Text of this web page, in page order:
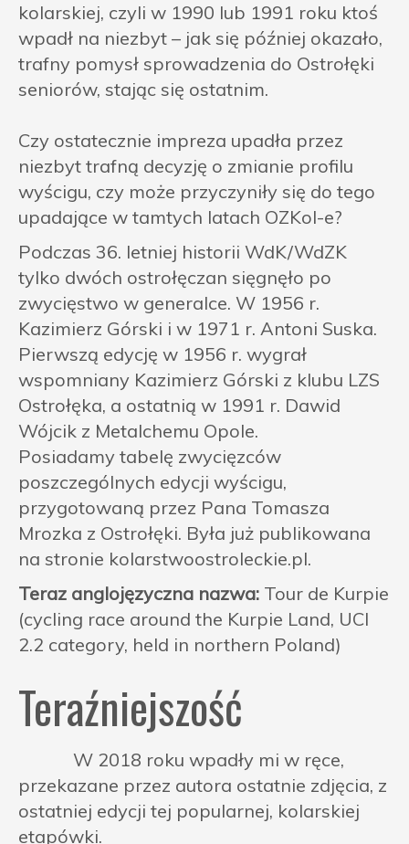
kolarskiej, czyli w 1990 lub 1991 roku ktoś
wpadł na niezbyt – jak się później okazało,
trafny pomysł sprowadzenia do Ostrołęki
seniorów, stając się ostatnim.
Czy ostatecznie impreza upadła przez
niezbyt trafną decyzję o zmianie profilu
wyścigu, czy może przyczyniły się do tego
upadające w tamtych latach OZKol-e?
Podczas 36. letniej historii WdK/WdZK
tylko dwóch ostrołęczan sięgnęło po
zwycięstwo w generalce. W 1956 r.
Kazimierz Górski i w 1971 r. Antoni Suska.
Pierwszą edycję w 1956 r. wygrał
wspomniany Kazimierz Górski z klubu LZS
Ostrołęka, a ostatnią w 1991 r. Dawid
Wójcik z Metalchemu Opole.
Posiadamy tabelę zwycięzców
poszczególnych edycji wyścigu,
przygotowaną przez Pana Tomasza
Mrozka z Ostrołęki. Była już publikowana
na stronie kolarstwoostroleckie.pl.
Teraz anglojęzyczna nazwa: Tour de Kurpie
(cycling race around the Kurpie Land, UCI
2.2 category, held in northern Poland)
Teraźniejszość
W 2018 roku wpadły mi w ręce,
przekazane przez autora ostatnie zdjęcia, z
ostatniej edycji tej popularnej, kolarskiej
etapówki.